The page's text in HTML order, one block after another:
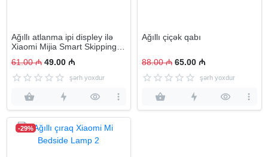
Ağıllı atlanma ipi displey ilə
Xiaomi Mijia Smart Skipping
61.00 ₼ 49.00 ₼
şərh yoxdur
Ağıllı çiçək qabı
88.00 ₼ 65.00 ₼
şərh yoxdur
-29%